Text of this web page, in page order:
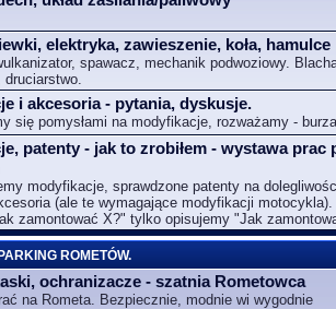
elektryka, zawieszenie, koła, hamulce
spawacz, mechanik podwoziowy.
i akcesoria - pytania, dyskusje.
się pomysłami na modyfikacje, rozważamy -
patenty - jak to zrobiłem - wystawa prac
modyfikacje, sprawdzone patenty na
(ale te wymagające modyfikacji
zamontować X?" tylko opisujemy "Jak
ROMETÓW.
ochranizacze - szatnia Rometowca
na Rometa. Bezpiecznie, modnie wi wygodnie